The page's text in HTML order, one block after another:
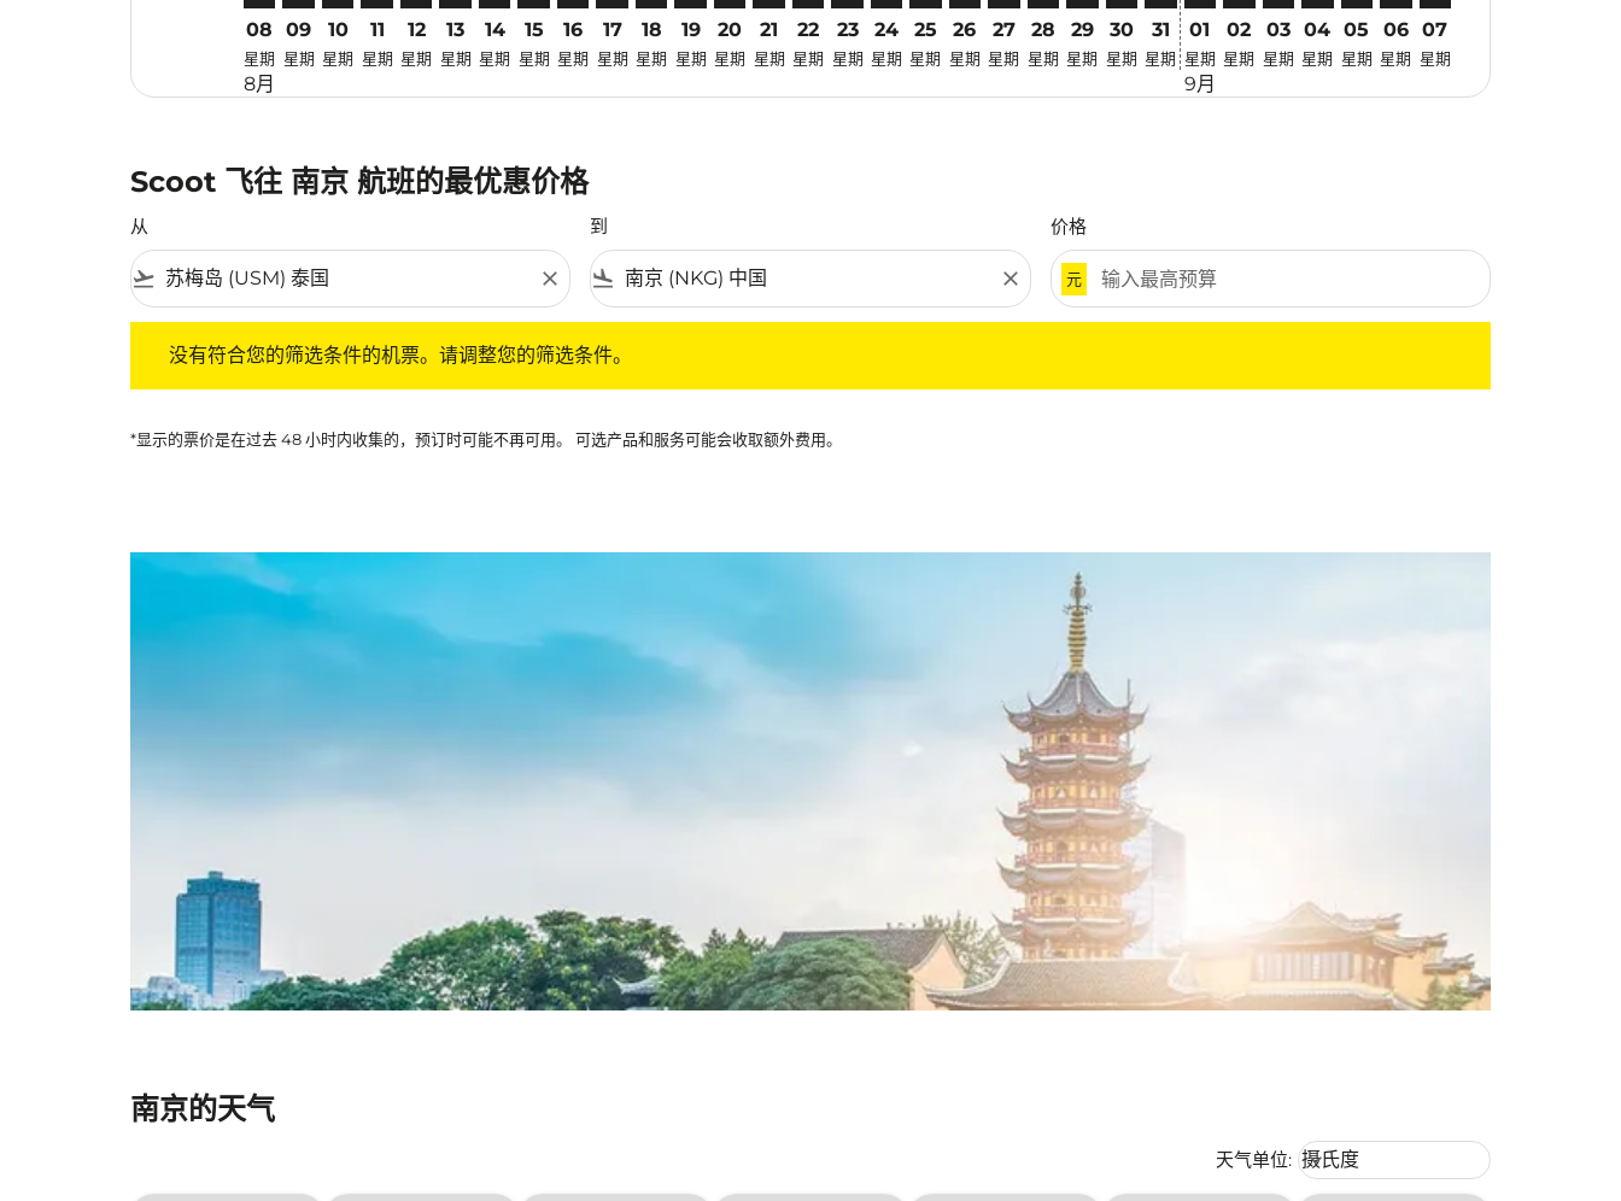
08
星期
8月
09
星期
10
星期
11
星期
12
星期
13
星期
14
星期
15
星期
16
星期
17
星期
18
星期
19
星期
20
星期
21
星期
22
星期
23
星期
24
星期
25
星期
26
星期
27
星期
28
星期
29
星期
30
星期
31
星期
01
星期
9月
02
星期
03
星期
04
星期
05
星期
06
星期
07
星期
Scoot 飞往 南京 航班的最优惠价格
从
flight_takeoff close
到
flight_land close
价格
元
没有符合您的筛选条件的机票。请调整您的筛选条件。
*显示的票价是在过去 48 小时内收集的，预订时可能不再可用。 可选产品和服务可能会收取额外费用。
南京的天气
天气单位: Weather unit option 摄氏度
摄氏度
keyboard_arrow_down